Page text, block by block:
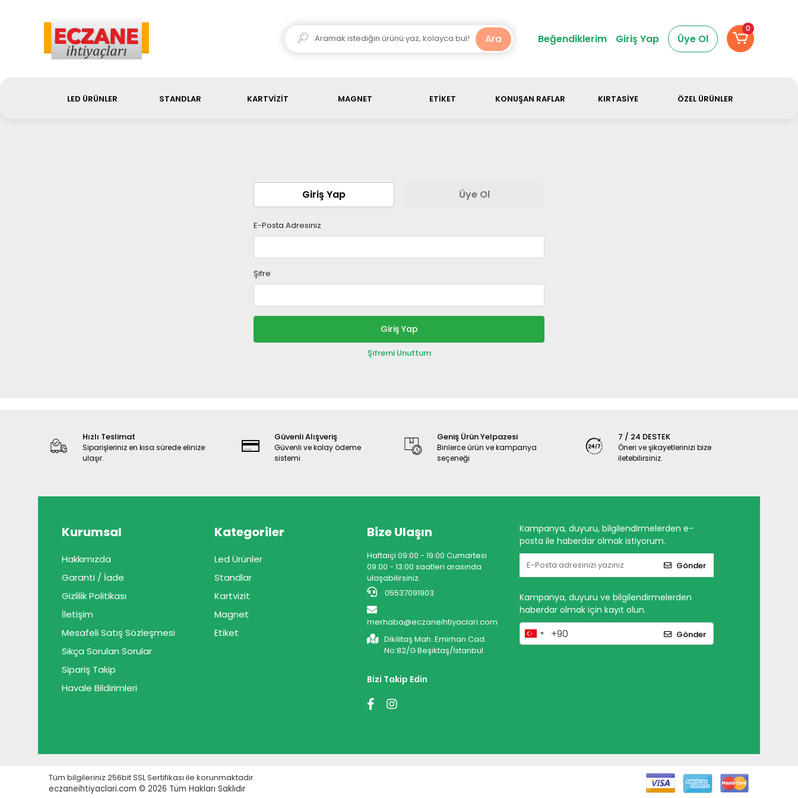
Ara
Beğendiklerim Giriş Yap Üye Ol
0
LED ÜRÜNLER STANDLAR KARTVİZİT MAGNET ETİKET KONUŞAN RAFLAR KIRTASİYE ÖZEL ÜRÜNLER
Giriş Yap Üye Ol
E-Posta Adresiniz
Şifre
Giriş Yap
Şifremi Unuttum
Hızlı Teslimat
Siparişleriniz en kısa sürede elinize
ulaşır.
Güvenli Alışveriş
Güvenli ve kolay ödeme
sistemi
Geniş Ürün Yelpazesi
Binlerce ürün ve kampanya
seçeneği
7 / 24 DESTEK
Öneri ve şikayetlerinizi bize
iletebilirsiniz.
Kurumsal
Hakkımızda
Garanti / İade
Gizlilik Politikası
İletişim
Mesafeli Satış Sözleşmesi
Sıkça Sorulan Sorular
Sipariş Takip
Havale Bildirimleri
Kategoriler
Led Ürünler
Standlar
Kartvizit
Magnet
Etiket
Bize Ulaşın
Haftaiçi 09:00 - 19:00 Cumartesi
09:00 - 13:00 saatleri arasında
ulaşabilirsiniz.
05537091903
merhaba@eczaneihtiyaclari.com
Dikilitaş Mah. Emirhan Cad.
No:82/G Beşiktaş/İstanbul
Bizi Takip Edin
Kampanya, duyuru, bilgilendirmelerden e-
posta ile haberdar olmak istiyorum.
Gönder
Kampanya, duyuru ve bilgilendirmelerden
haberdar olmak için kayıt olun.
Gönder
Tüm bilgileriniz 256bit SSL Sertifikası ile korunmaktadır.
eczaneihtiyaclari.com © 2026 Tüm Hakları Saklıdır